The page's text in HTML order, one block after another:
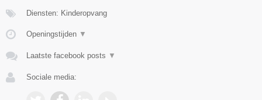
Diensten: Kinderopvang
Openingstijden ▼
Laatste facebook posts ▼
Sociale media: